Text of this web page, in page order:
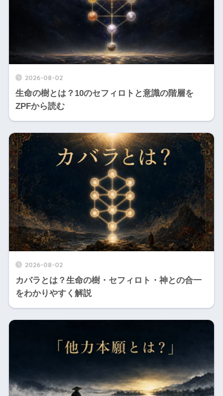
2026-08-02
生命の樹とは？10のセフィロトと意識の階層を
ZPFから読む
2026-08-02
カバラとは？生命の樹・セフィロト・神との合一
をわかりやすく解説